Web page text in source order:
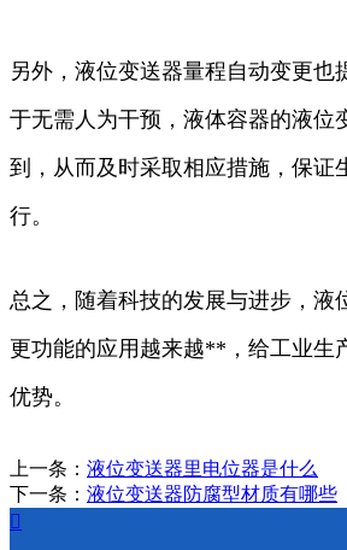
另外，液位变送器量程自动变更也
于无需人为干预，液体容器的液位
到，从而及时采取相应措施，保证
行。
总之，随着科技的发展与进步，液
更功能的应用越来越**，给工业生
优势。
上一条： 液位变送器里电位器是什么
下一条： 液位变送器防腐型材质有哪些
